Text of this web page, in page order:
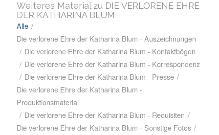
Weiteres Material zu DIE VERLORENE EHRE
DER KATHARINA BLUM
Alle /
Die verlorene Ehre der Katharina Blum - Auszeichnungen
/ Die verlorene Ehre der Katharina Blum - Kontaktbögen
/ Die verlorene Ehre der Katharina Blum - Korrespondenz
/ Die verlorene Ehre der Katharina Blum - Presse /
Die verlorene Ehre der Katharina Blum -
Produktionsmaterial
/ Die verlorene Ehre der Katharina Blum - Requisiten /
Die verlorene Ehre der Katharina Blum - Sonstige Fotos /